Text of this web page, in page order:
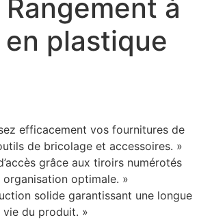
à
plastique
efficacement vos fournitures de
de bricolage et accessoires. »
grâce aux tiroirs numérotés
organisation optimale. »
solide garantissant une longue
vie du produit. »